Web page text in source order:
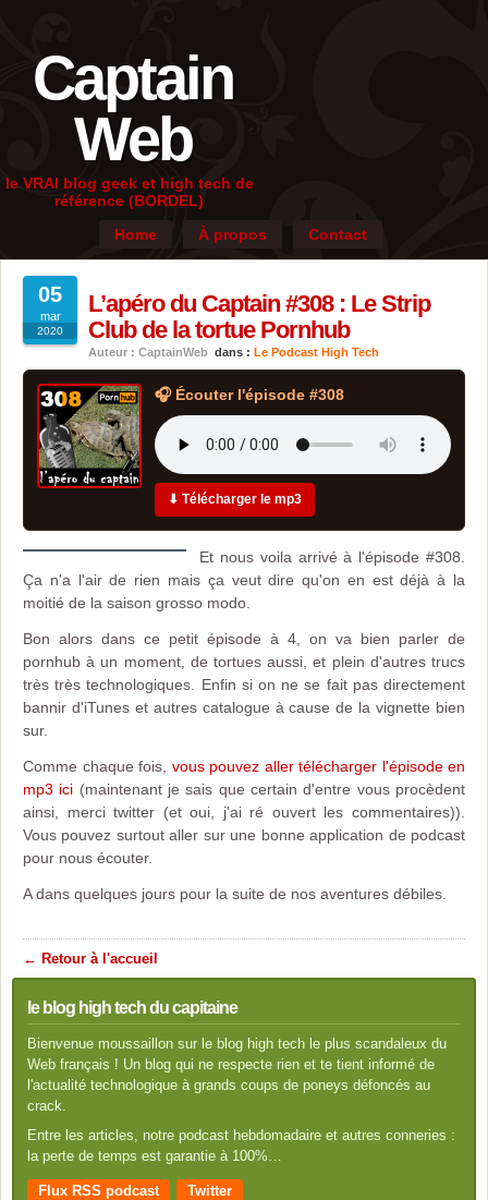
Captain
Web
le VRAI blog geek et high tech de
référence (BORDEL)
Home
À propos Contact
05
mar
2020
L’apéro du Captain #308 : Le Strip
Club de la tortue Pornhub
Auteur : CaptainWeb dans : Le Podcast High Tech
🎧 Écouter l'épisode #308
⬇ Télécharger le mp3
Et nous voila arrivé à l'épisode #308.
Ça n'a l'air de rien mais ça veut dire qu'on en est déjà à la
moitié de la saison grosso modo.
Bon alors dans ce petit épisode à 4, on va bien parler de
pornhub à un moment, de tortues aussi, et plein d'autres trucs
très très technologiques. Enfin si on ne se fait pas directement
bannir d'iTunes et autres catalogue à cause de la vignette bien
sur.
Comme chaque fois, vous pouvez aller télécharger l'épisode en
mp3 ici (maintenant je sais que certain d'entre vous procèdent
ainsi, merci twitter (et oui, j'ai ré ouvert les commentaires)).
Vous pouvez surtout aller sur une bonne application de podcast
pour nous écouter.
A dans quelques jours pour la suite de nos aventures débiles.
← Retour à l'accueil
le blog high tech du capitaine
Bienvenue moussaillon sur le blog high tech le plus scandaleux du
Web français ! Un blog qui ne respecte rien et te tient informé de
l'actualité technologique à grands coups de poneys défoncés au
crack.
Entre les articles, notre podcast hebdomadaire et autres conneries :
la perte de temps est garantie à 100%…
Flux RSS podcast Twitter